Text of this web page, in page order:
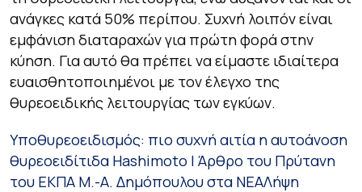
ανάγκες κατά 50% περίπου. Συχνή λοιπόν είναι
εμφάνιση διαταραχών για πρώτη φορά στην
κύηση. Για αυτό θα πρέπει να είμαστε ιδιαίτερα
ευαισθητοποιημένοι με τον έλεγχο της
θυρεοειδικής λειτουργίας των εγκύων.
Υποθυρεοειδισμός: πιo συχνή αιτία η αυτοάνοση
θυρεοειδίτιδα Hashimoto | Άρθρο του Πρύτανη
του ΕΚΠΑ Μ.-Α. Δημόπουλου στα ΝΕAΛήψη